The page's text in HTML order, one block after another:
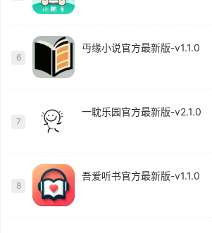
6
丏缘小说官方最新版-v1.1.0
7
一耽乐园官方最新版-v2.1.0
8
吾爱听书官方最新版-v1.1.0